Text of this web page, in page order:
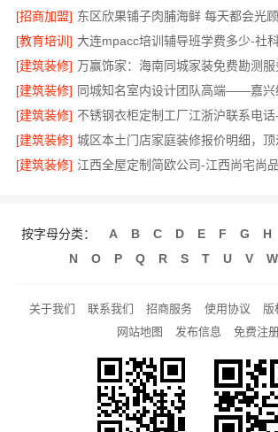
[招商加盟] 东区欣果铺子肉脯海鲜 每天都会光
[教育培训] 大连mpacc培训辅导班学费多少-社
[建筑装修] 万赢饰家：海南同城家装免费勘测服
[建筑装修]
[建筑装修] 不锈钢衣柜定制工厂江浙沪联系电话
[建筑装修]
[建筑装修] 江西全屋定制简欧公司-江西尚宅尚品
按字母分类： A B C D E F G H
N
O P Q R S T U V W
关于我们 联系我们 招商服务 使用协议 版
网站地图
发布信息 免费注